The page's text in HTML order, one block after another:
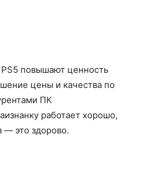
повышают ценность
цены и качества по
ПК
работает хорошо,
— это здорово.